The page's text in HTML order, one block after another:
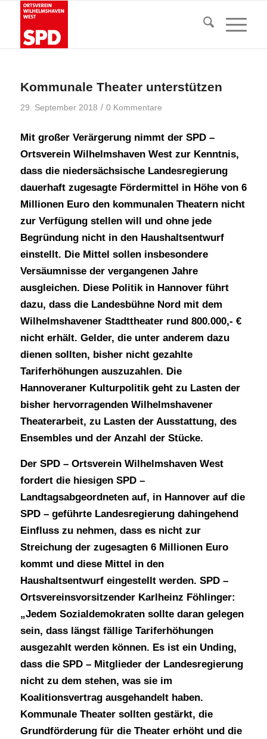
Kommunale Theater unterstützen
29. September 2018 / 0 Kommentare
Mit großer Verärgerung nimmt der SPD –
Ortsverein Wilhelmshaven West zur Kenntnis,
dass die niedersächsische Landesregierung
dauerhaft zugesagte Fördermittel in Höhe von 6
Millionen Euro den kommunalen Theatern nicht
zur Verfügung stellen will und ohne jede
Begründung nicht in den Haushaltsentwurf
einstellt. Die Mittel sollen insbesondere
Versäumnisse der vergangenen Jahre
ausgleichen. Diese Politik in Hannover führt
dazu, dass die Landesbühne Nord mit dem
Wilhelmshavener Stadttheater rund 800.000,- €
nicht erhält. Gelder, die unter anderem dazu
dienen sollten, bisher nicht gezahlte
Tariferhöhungen auszuzahlen. Die
Hannoveraner Kulturpolitik geht zu Lasten der
bisher hervorragenden Wilhelmshavener
Theaterarbeit, zu Lasten der Ausstattung, des
Ensembles und der Anzahl der Stücke.
Der SPD – Ortsverein Wilhelmshaven West
fordert die hiesigen SPD –
Landtagsabgeordneten auf, in Hannover auf die
SPD – geführte Landesregierung dahingehend
Einfluss zu nehmen, dass es nicht zur
Streichung der zugesagten 6 Millionen Euro
kommt und diese Mittel in den
Haushaltsentwurf eingestellt werden. SPD –
Ortsvereinsvorsitzender Karlheinz Föhlinger:
„Jedem Sozialdemokraten sollte daran gelegen
sein, dass längst fällige Tariferhöhungen
ausgezahlt werden können. Es ist ein Unding,
dass die SPD – Mitglieder der Landesregierung
nicht zu dem stehen, was sie im
Koalitionsvertrag ausgehandelt haben.
Kommunale Theater sollten gestärkt, die
Grundförderung für die Theater erhöht und die